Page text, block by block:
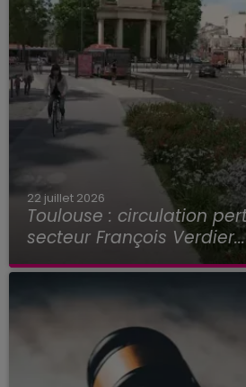
22 juillet 2026
Toulouse : circulation
secteur François Verdier...